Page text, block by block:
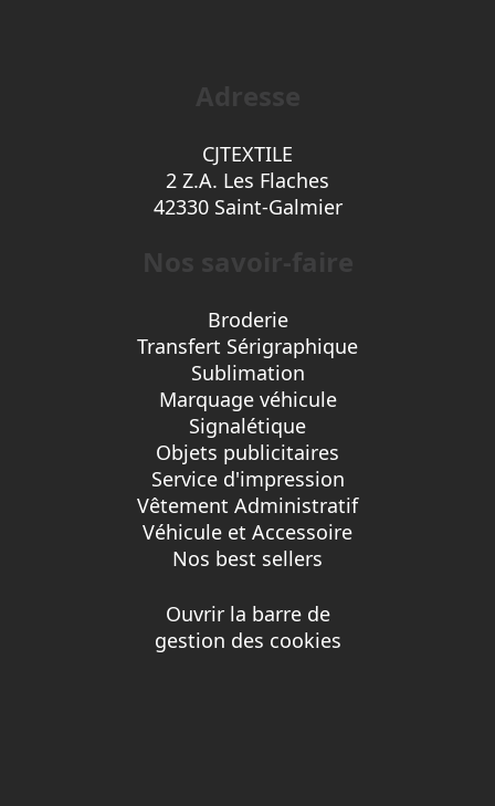
CJTEXTILE
2 Z.A. Les Flaches
42330 Saint-Galmier
Broderie
Transfert Sérigraphique
Sublimation
Marquage véhicule
Signalétique
Objets publicitaires
Service d'impression
Vêtement Administratif
Véhicule et Accessoire
Nos best sellers
Ouvrir la barre de
gestion des cookies